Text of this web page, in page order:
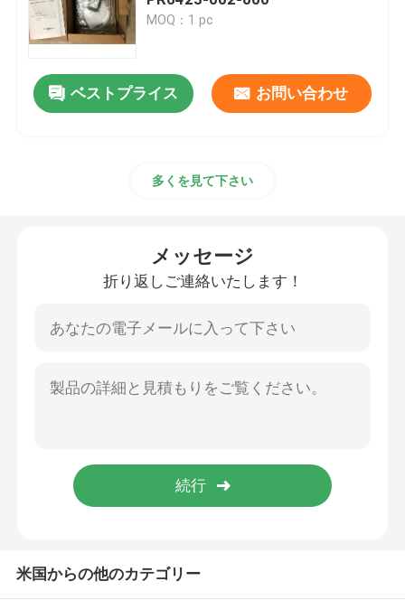
ABBモジュール
ICS Triplex PLC
ハネウェル社の予備品
woodwardモジュール
エマーソンEpro
エマーソンのデルタV DCS
シュナイダー電気部品
MOQ：1 pc
ベストプライス お問い合わせ
多くを見て下さい
メッセージ
折り返しご連絡いたします！
米国からの他のカテゴリー